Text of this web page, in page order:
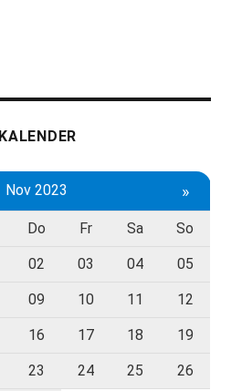
KALENDER
Nov 2023 »
Do Fr Sa So
02 03 04 05
09 10 11 12
16 17 18 19
23 24 25 26